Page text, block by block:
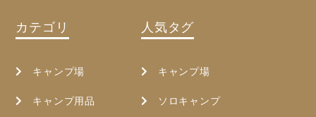
カテゴリ
キャンプ場
キャンプ用品
人気タグ
キャンプ場
ソロキャンプ